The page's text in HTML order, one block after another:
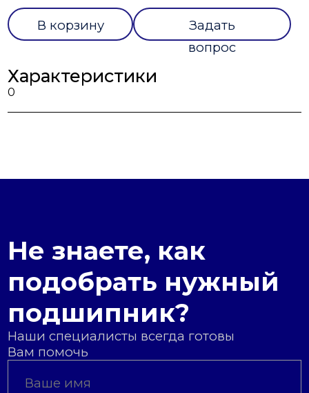
В корзину
Задать
вопрос
Характеристики
0
Не знаете, как
подобрать нужный
подшипник?
Наши специалисты всегда готовы
Вам помочь